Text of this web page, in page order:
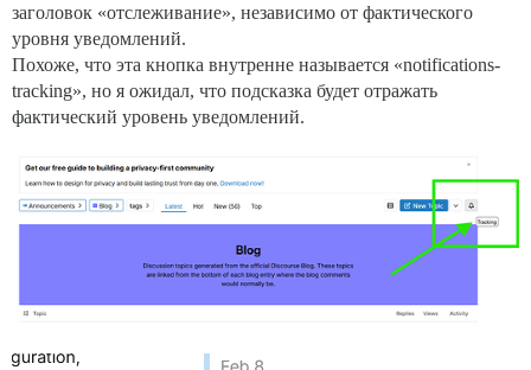
заголовок «отслеживание», независимо от фактического
уровня уведомлений.
Похоже, что эта кнопка внутренне называется «notifications-
tracking», но я ожидал, что подсказка будет отражать
фактический уровень уведомлений.